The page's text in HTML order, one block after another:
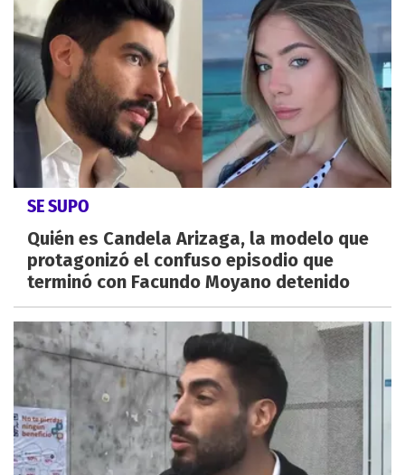
SE SUPO
Quién es Candela Arizaga, la modelo que
protagonizó el confuso episodio que
terminó con Facundo Moyano detenido